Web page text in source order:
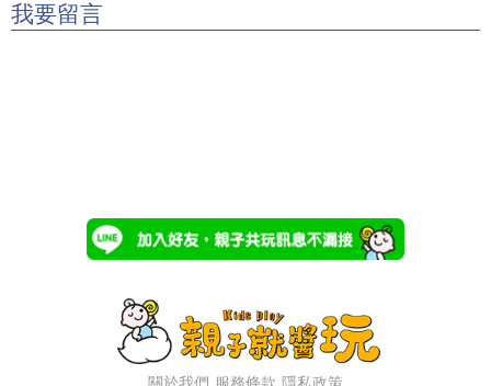
我要留言
關於我們 服務條款 隱私政策